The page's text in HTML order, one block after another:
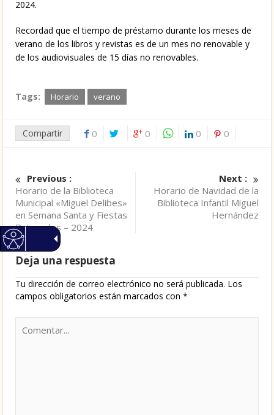
2024.
Recordad que el tiempo de préstamo durante los meses de
verano de los libros y revistas es de un mes no renovable y
de los audiovisuales de 15 días no renovables.
Tags: Horario verano
Compartir 0 0 0 0
Previous :
Horario de la Biblioteca
Municipal «Miguel Delibes»
en Semana Santa y Fiestas
Patronales – 2024
Next :
Horario de Navidad de la
Biblioteca Infantil Miguel
Hernández
Deja una respuesta
Tu dirección de correo electrónico no será publicada. Los
campos obligatorios están marcados con*
Comentar...